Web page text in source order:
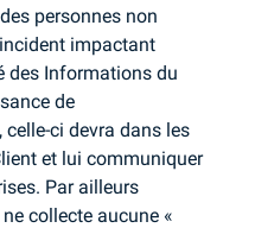
personnes non
impactant
des Informations du
de
ci devra dans les
et lui communiquer
Par ailleurs
collecte aucune «